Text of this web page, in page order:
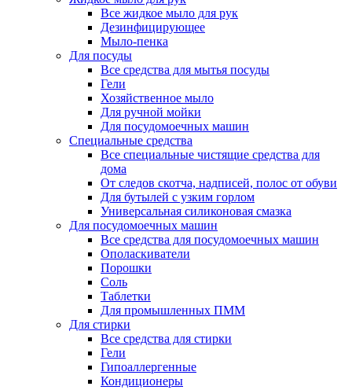
Все жидкое мыло для рук
Дезинфицирующее
Мыло-пенка
Для посуды
Все средства для мытья посуды
Гели
Хозяйственное мыло
Для ручной мойки
Для посудомоечных машин
Специальные средства
Все специальные чистящие средства для
дома
От следов скотча, надписей, полос от обуви
Для бутылей с узким горлом
Универсальная силиконовая смазка
Для посудомоечных машин
Все средства для посудомоечных машин
Ополаскиватели
Порошки
Соль
Таблетки
Для промышленных ПММ
Для стирки
Все средства для стирки
Гели
Гипоаллергенные
Кондиционеры